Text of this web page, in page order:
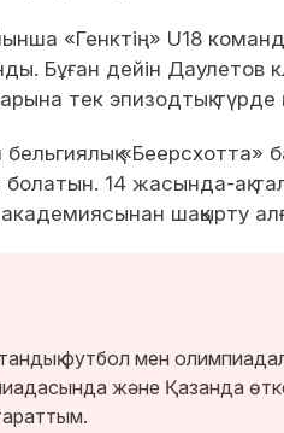
«Генктің» U18
Бұған дейін Даулетов
тек эпизодтық түрде
«Беерсхотта»
болатын. 14 жасында-ақ
шақырту
футбол мен
және Қазанда